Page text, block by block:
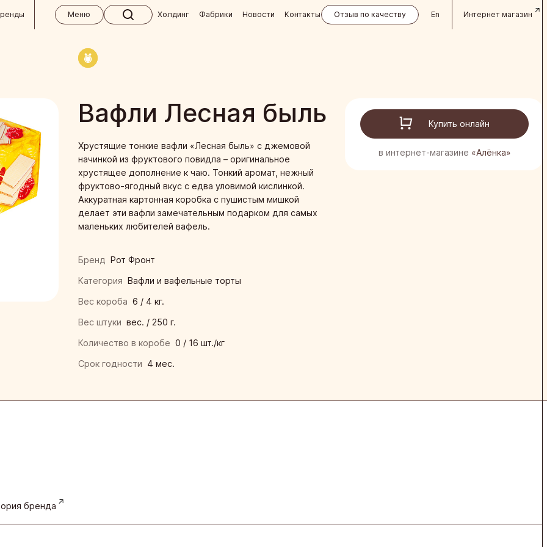
изделия ручной работы
СНГ
Меню
Холдинг
абитуриентам
Фабрики
фабрика «Ясная Поляна»
кондитерская фабрика
фабрика им. К. Самойловой
кондитерская фабрика «Зея»
кондитерская фабрика
кондитерская фабрика
Новости Контакты
клиентам
«Алёнка»
Отзыв по качеству
En
Интернет магазин
Вафли Лесная быль
Хрустящие тонкие вафли «Лесная быль» с джемовой
начинкой из фруктового повидла – оригинальное
хрустящее дополнение к чаю. Тонкий аромат, нежный
фруктово-ягодный вкус с едва уловимой кислинкой.
Аккуратная картонная коробка с пушистым мишкой
делает эти вафли замечательным подарком для самых
маленьких любителей вафель.
Бренд Рот Фронт
Категория Вафли и вафельные торты
Вес короба 6 / 4 кг.
Вес штуки вес. / 250 г.
Количество в коробе 0 / 16 шт./кг
Срок годности 4 мес.
Купить онлайн
в интернет-магазине «Алёнка»
бренда